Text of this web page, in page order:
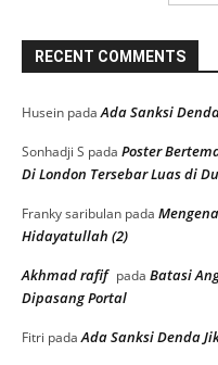
RECENT COMMENTS
Husein padaAda Sanksi
Sonhadji S pada Poster
Di London Tersebar Luas di
Franky saribulan pada
Hidayatullah (2)
Akhmad rafif pada Batasi
Dipasang Portal
Fitri padaAda Sanksi Denda